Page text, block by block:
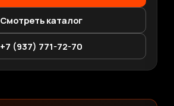
Смотреть каталог
+7 (937) 771-72-70